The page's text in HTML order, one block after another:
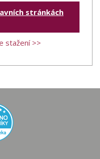
stránkách
stažení >>